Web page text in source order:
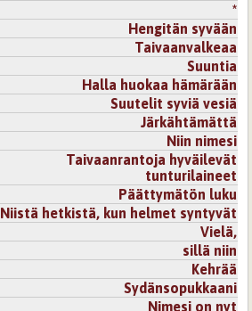
*
Hengitän syvään
Taivaanvalkeaa
Suuntia
Halla huokaa hämärään
Suutelit syviä vesiä
Järkähtämättä
Niin nimesi
Taivaanrantoja hyväilevät
tunturilaineet
Päättymätön luku
Niistä hetkistä, kun helmet syntyvät
Vielä,
sillä niin
Kehrää
Sydänsopukkaani
Nimesi on nyt